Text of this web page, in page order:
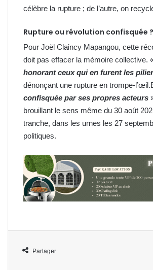
célèbre la rupture ; de l’autre, on
Rupture ou révolution confisquée ?
Pour Joël Claincy Mapangou, cette
doit pas effacer la mémoire collective.
honorant ceux qui en furent les
dénonçant une rupture en trompe-
confisquée par ses propres acteurs
brouillant le sens même du 30 août
tranche, dans les urnes les 27
politiques.
Partager